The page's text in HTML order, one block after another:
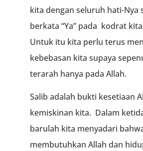
kita dengan seluruh hati-Nya
berkata “Ya” pada kodrat
Untuk itu kita perlu terus
kebebasan kita supaya
terarah hanya pada Allah.
Salib adalah bukti kesetiaan
kemiskinan kita. Dalam
barulah kita menyadari
membutuhkan Allah dan